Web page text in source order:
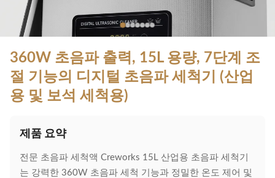
360W 초음파 출력, 15L 용량, 7단계 조
절 기능의 디지털 초음파 세척기 (산업
용 및 보석 세척용)
제품 요약
전문 초음파 세척액 Creworks 15L 산업용 초음파 세척기
는 강력한 360W 초음파 세척 기능과 정밀한 온도 제어 및